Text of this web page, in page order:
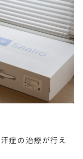
症の治療が行え